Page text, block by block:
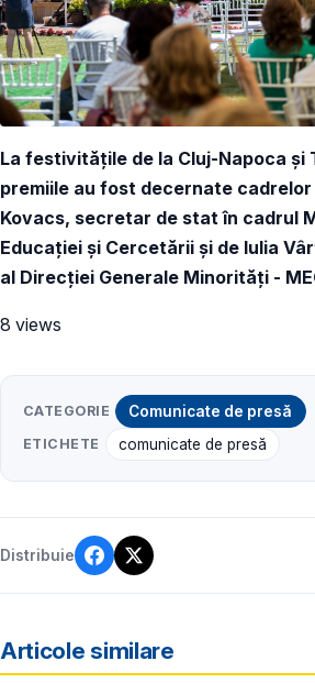
La festivitățile de la Cluj-Napoca și
premiile au fost decernate
Kovacs, secretar de stat în cadrul
Educației și Cercetării și de Iulia
al Direcției Generale Minorități -
8 views
CATEGORIE Comunicate de presă
ETICHETE comunicate de presă
Distribuie
Articole similare